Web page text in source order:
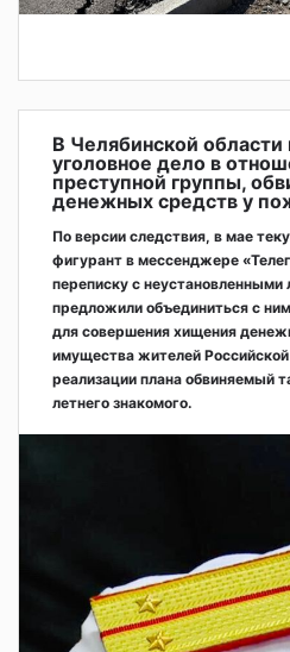
В Челябинской области
уголовное дело в
преступной группы,
денежных средств у
По версии следствия, в мае
фигурант в мессенджере
переписку с
предложили объединиться с
для совершения хищения
имущества жителей
реализации плана обвиняемый
летнего знакомого.